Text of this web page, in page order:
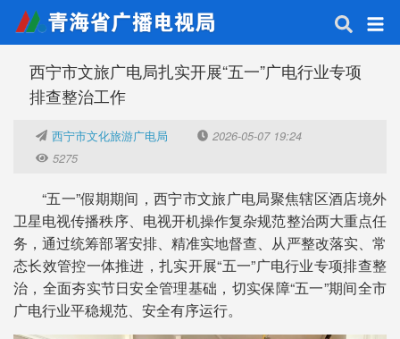
西宁市文旅广电局扎实开展“五一”广电行业专项
排查整治工作
西宁市文化旅游广电局
2026-05-07 19:24
5275
“五一”假期期间，西宁市文旅广电局聚焦辖区酒店境外
卫星电视传播秩序、电视开机操作复杂规范整治两大重点任
务，通过统筹部署安排、精准实地督查、从严整改落实、常
态长效管控一体推进，扎实开展“五一”广电行业专项排查整
治，全面夯实节日安全管理基础，切实保障“五一”期间全市
广电行业平稳规范、安全有序运行。